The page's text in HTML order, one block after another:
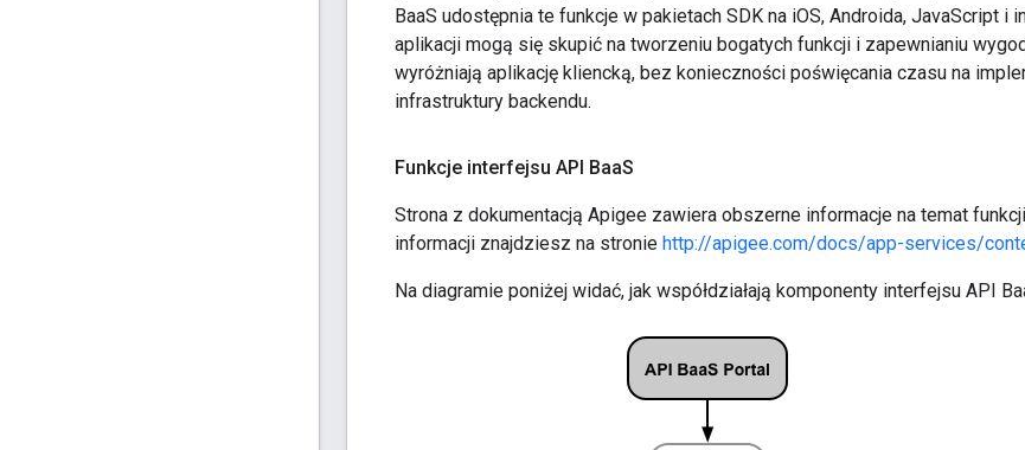
BaaS udostępnia te funkcje w pakietach SDK na iOS, Androida, JavaScript
aplikacji mogą się skupić na tworzeniu bogatych funkcji i zapewnianiu
wyróżniają aplikację kliencką, bez konieczności poświęcania czasu na
infrastruktury backendu.
Funkcje interfejsu API BaaS
Strona z dokumentacją Apigee zawiera obszerne informacje na temat
informacji znajdziesz na stronie http://apigee.com/docs/app-services/
Na diagramie poniżej widać, jak współdziałają komponenty interfejsu API